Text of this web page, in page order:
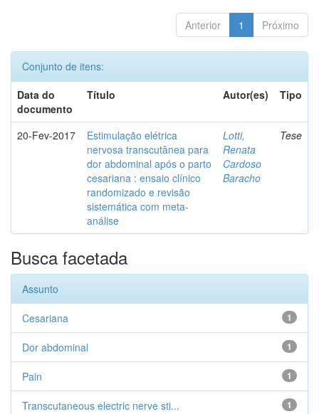
Anterior 1 Próximo
Conjunto de itens:
Data do
documento
Título Autor(es) Tipo
20-Fev-2017
Estimulação elétrica
nervosa transcutânea para
dor abdominal após o parto
cesariana : ensaio clínico
randomizado e revisão
sistemática com meta-
análise
Lotti,
Renata
Cardoso
Baracho
Tese
Busca facetada
Assunto
1
Cesariana
1
Dor abdominal
1
Pain
1
Transcutaneous electric nerve sti...